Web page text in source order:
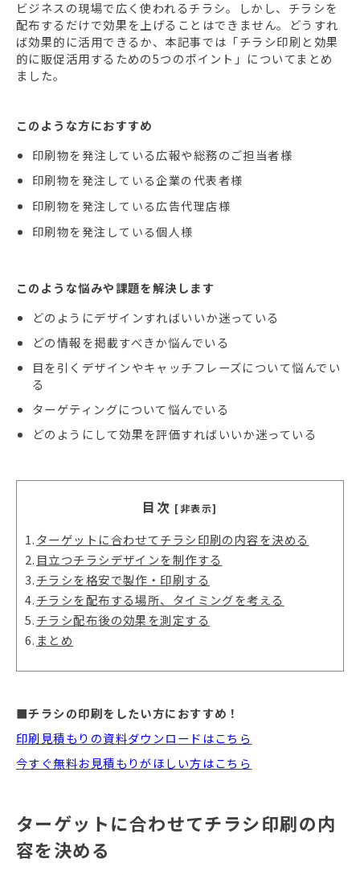
ビジネスの現場で広く使われるチラシ。しかし、チラシを
配布するだけで効果を上げることはできません。どうすれ
ば効果的に活用できるか、本記事では「チラシ印刷と効果
的に販促活用するための5つのポイント」についてまとめ
ました。
このような方におすすめ
印刷物を発注している広報や総務のご担当者様
印刷物を 発注している企業の代表者様
印刷物を 発注している広告代理店様
印刷物を 発注している個人様
このような悩みや課題を解決します
どのようにデザインすればいいか迷っている
どの情報を掲載すべきか悩んでいる
目を引くデザインやキャッチフレーズについて悩んでい
る
ターゲティングについて悩んでいる
どのようにして効果を評価すればいいか迷っている
目次 [非表示]
1.ターゲットに合わせてチラシ印刷の内容を決める
2. 目立つチラシデザインを制作する
3.チラシを格安で製作・印刷する
4.チラシを配布する場所、タイミングを考える
5.チラシ配布後の効果を測定する
6. まとめ
■チラシの印刷をしたい方におすすめ！
印刷見積もりの資料ダウンロードはこちら
今すぐ無料お見積もりがほしい方はこちら
ターゲットに合わせてチラシ印刷の内
容を決める